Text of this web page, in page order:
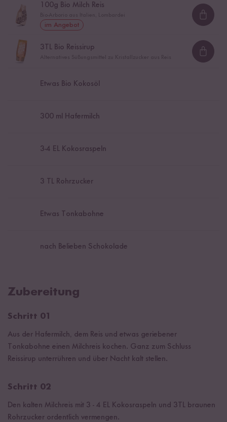
100g Bio Milch Reis
im Angebot
3 TL Bio Reissirup
Etwas Bio Kokosöl
300 ml Hafermilch
3-4 EL Kokosraspeln
3 TL Rohrzucker
Etwas Tonkabohne
nach Belieben Schokolade
Zubereitung
Schritt 01
Aus der Hafermilch, dem Reis und etwas geriebener
Tonkabohne einen Milchreis kochen. Ganz zum Schluss
Reissirup unterrühren und über Nacht kalt stellen.
Schritt 02
Den kalten Milchreis mit 3 - 4 EL Kokosraspeln und 3TL braunen
Rohrzucker ordentlich vermengen.